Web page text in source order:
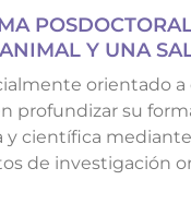
Y UNA
orientado a
profundizar su
y científica
de investigación